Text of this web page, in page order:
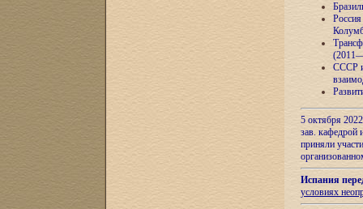
СССР и
5 октября
зав.
приняли
Испания
условиях